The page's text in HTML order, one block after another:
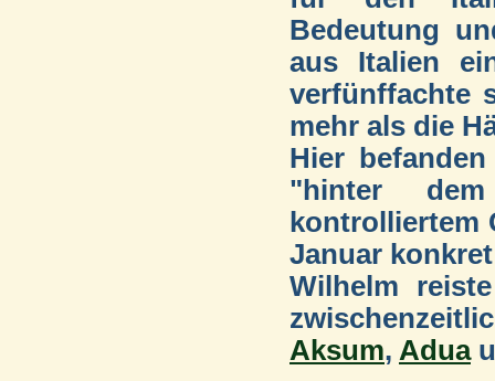
Bedeutung
aus Italien
verfünffachte
mehr als die
Hier
"hinter
kontrolliertem
Januar
Wilhelm
Aksum, Adua